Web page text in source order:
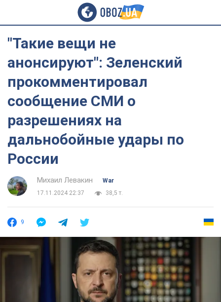
"Такие вещи не
анонсируют": Зеленский
прокомментировал
сообщение СМИ о
разрешениях на
дальнобойные удары по
России
Михаил Левакин
War
17.11.2024 22:37
38,5 т.
9